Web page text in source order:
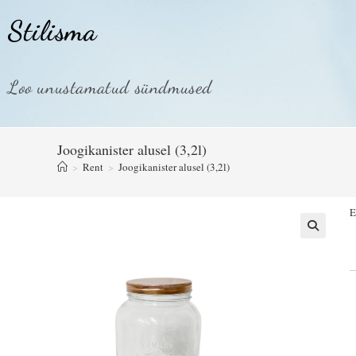
Stilisma
Loo unustamatud sündmused
Joogikanister alusel (3,2l)
> Rent > Joogikanister alusel (3,2l)